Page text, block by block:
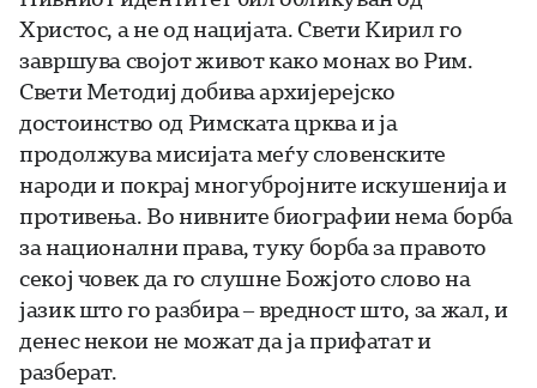
Христос, а не од нацијата. Свети Кирил го
завршува својот живот како монах во Рим.
Свети Методиј добива архијерејско
достоинство од Римската црква и ја
продолжува мисијата меѓу словенските
народи и покрај многубројните искушенија и
противења. Во нивните биографии нема борба
за национални права, туку борба за правото
секој човек да го слушне Божјото слово на
јазик што го разбира – вредност што, за жал, и
денес некои не можат да ја прифатат и
разберат.